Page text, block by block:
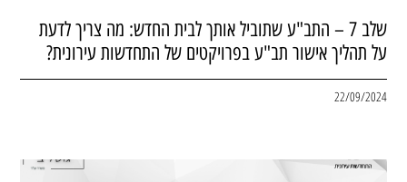
שלב 7 – התב"ע שתוביל אותך לבית החדש: מה צריך לדעת
על תהליך אישור תב"ע בפרויקטים של התחדשות עירונית?
22/09/2024